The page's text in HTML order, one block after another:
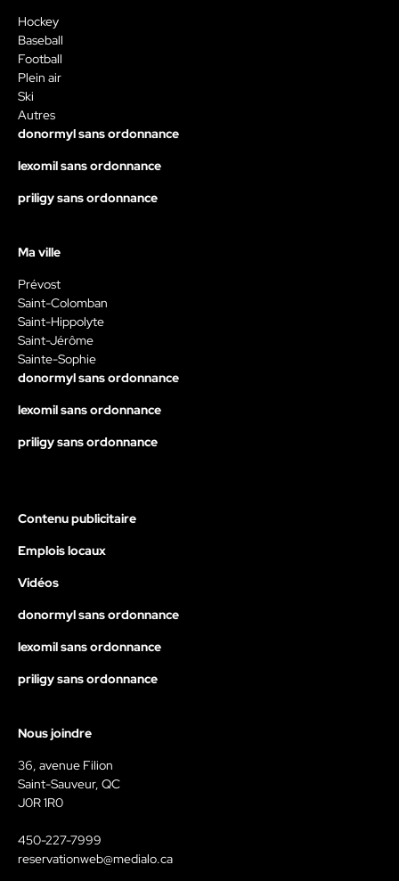
Hockey
Baseball
Football
Plein air
Ski
Autres
donormyl sans ordonnance
lexomil sans ordonnance
priligy sans ordonnance
Ma ville
Prévost
Saint-Colomban
Saint-Hippolyte
Saint-Jérôme
Sainte-Sophie
donormyl sans ordonnance
lexomil sans ordonnance
priligy sans ordonnance
Contenu publicitaire
Emplois locaux
Vidéos
donormyl sans ordonnance
lexomil sans ordonnance
priligy sans ordonnance
Nous joindre
36, avenue Filion
Saint-Sauveur, QC
J0R 1R0
450-227-7999
reservationweb@medialo.ca